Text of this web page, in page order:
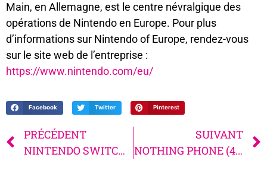
Main, en Allemagne, est le centre névralgique des
opérations de Nintendo en Europe. Pour plus
d’informations sur Nintendo of Europe, rendez-vous
sur le site web de l’entreprise :
https://www.nintendo.com/eu/
Facebook Twitter Pinterest
PRÉCÉDENT
NINTENDO SWITCH 2
SUIVANT
NOTHING PHONE (4a) et PHONE (4a) PRO